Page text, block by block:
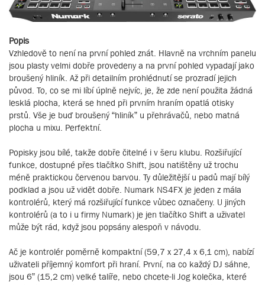
Popis
Vzhledově to není na první pohled znát. Hlavně na vrchním panelu
jsou plasty velmi dobře provedeny a na první pohled vypadají jako
broušený hliník. Až při detailním prohlédnutí se prozradí jejich
původ. To, co se mi líbí úplně nejvíc, je, že zde není použita žádná
lesklá plocha, která se hned při prvním hraním opatlá otisky
prstů. Vše je buď broušený “hliník” u přehrávačů, nebo matná
plocha u mixu. Perfektní.
Popisky jsou bílé, takže dobře čitelné i v šeru klubu. Rozšiřující
funkce, dostupné přes tlačítko Shift, jsou natištěny už trochu
méně praktickou červenou barvou. Ty důležitější u padů mají bílý
podklad a jsou už vidět dobře. Numark NS4FX je jeden z mála
kontrolérů, který má rozšiřující funkce vůbec označeny. U jiných
kontrolérů (a to i u firmy Numark) je jen tlačítko Shift a uživatel
může být rád, když jsou popsány alespoň v návodu.
Ač je kontrolér poměrně kompaktní (59,7 x 27,4 x 6,1 cm), nabízí
uživateli příjemný komfort při hraní. První, na co každý DJ sáhne,
jsou 6” (15,2 cm) velké talíře, nebo chcete-li Jog kolečka, které